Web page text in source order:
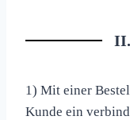
1) Mit einer
Kunde ein